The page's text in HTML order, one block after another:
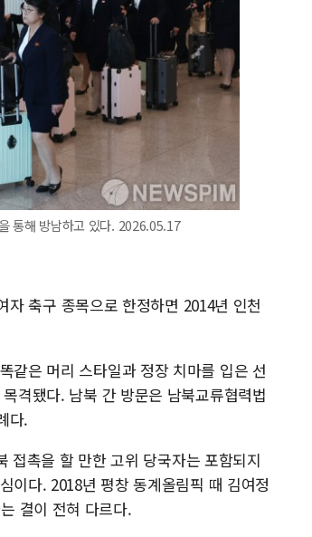
통해 방남하고 있다. 2026.05.17
축구 종목으로 한정하면 2014년 인천
같은 머리 스타일과 정장 치마를 입은 선
격됐다. 남북 간 방문은 남북교류협력법
다.
접촉을 할 만한 고위 당국자는 포함되지
이다. 2018년 평창 동계올림픽 때 김여정
결이 전혀 다르다.